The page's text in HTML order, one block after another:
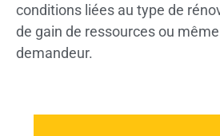
conditions liées au type de
de gain de ressources ou
demandeur.